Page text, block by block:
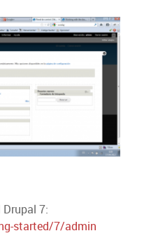
7:
started/7/admin